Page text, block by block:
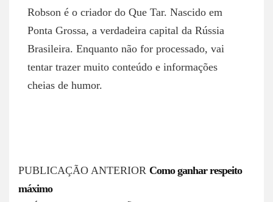
Robson é o criador do Que Tar. Nascido em
Ponta Grossa, a verdadeira capital da Rússia
Brasileira. Enquanto não for processado, vai
tentar trazer muito conteúdo e informações
cheias de humor.
P
o
PUBLICAÇÃO ANTERIOR Como ganhar respeito
máximo